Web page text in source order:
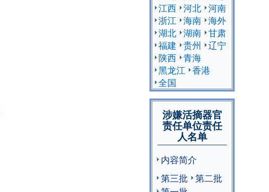
江西 河北 河南
浙江 海南 海外
湖北 湖南 甘肃
福建 贵州
辽宁
陕西 青海
黑龙江 香港
全国
涉嫌活摘器官
责任单位责任
人名单
内容简介
第三批
第二批